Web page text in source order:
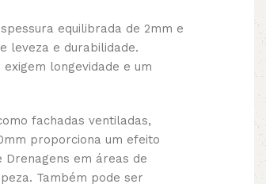
equilibrada de 2mm e
leveza e durabilidade.
longevidade e um
fachadas ventiladas,
proporciona um efeito
em áreas de
Também pode ser